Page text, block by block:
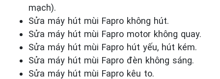
mạch).
Sửa máy hút mùi Fapro không hút.
Sửa máy hút mùi Fapro motor không quay.
Sửa máy hút mùi Fapro hút yếu, hút kém.
Sửa máy hút mùi Fapro đèn không sáng.
Sửa máy hút mùi Fapro kêu to.